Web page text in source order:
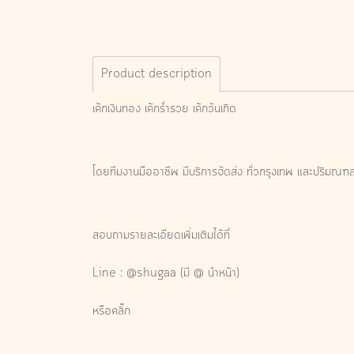
Product description
เค้กเงินทอง เค้กร่ำรวย เค้กวันเกิด
โดยทีมงานมืออาชีพ มีบริการจัดส่ง ทั่วกรุงเทพ และปริมณฑ
สอบถามรายละเอียดเพิ่มเติมได้ที่
Line : @shugaa (มี @ นำหน้า)
หรือคลิ๊ก